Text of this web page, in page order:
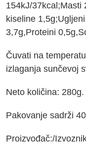
154kJ/37kcal;Masti
kiseline
3,7g,Proteini
Čuvati na
izlaganja sunčevoj
Neto količina: 280g.
Pakovanje sadrži
Proizvođač:/